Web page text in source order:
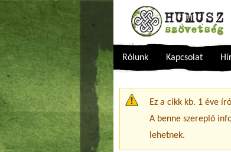
Rólunk Kapcsolat
Figyelmeztető
Ez a cikk kb. 1 éve
A benne szereplő
lehetnek.